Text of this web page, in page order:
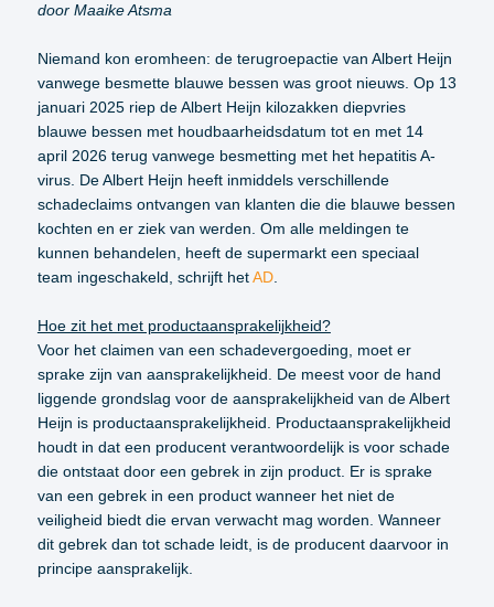
door Maaike Atsma
Niemand kon eromheen: de terugroepactie van Albert Heijn
vanwege besmette blauwe bessen was groot nieuws. Op 13
januari 2025 riep de Albert Heijn kilozakken diepvries
blauwe bessen met houdbaarheidsdatum tot en met 14
april 2026 terug vanwege besmetting met het hepatitis A-
virus. De Albert Heijn heeft inmiddels verschillende
schadeclaims ontvangen van klanten die die blauwe bessen
kochten en er ziek van werden. Om alle meldingen te
kunnen behandelen, heeft de supermarkt een speciaal
team ingeschakeld, schrijft hetAD.
Hoe zit het met productaansprakelijkheid?
Voor het claimen van een schadevergoeding, moet er
sprake zijn van aansprakelijkheid. De meest voor de hand
liggende grondslag voor de aansprakelijkheid van de Albert
Heijn is productaansprakelijkheid. Productaansprakelijkheid
houdt in dat een producent verantwoordelijk is voor schade
die ontstaat door een gebrek in zijn product. Er is sprake
van een gebrek in een product wanneer het niet de
veiligheid biedt die ervan verwacht mag worden. Wanneer
dit gebrek dan tot schade leidt, is de producent daarvoor in
principe aansprakelijk.